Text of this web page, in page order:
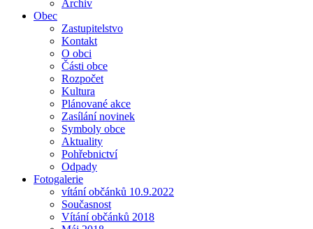
Archiv
Obec
Zastupitelstvo
Kontakt
O obci
Části obce
Rozpočet
Kultura
Plánované akce
Zasílání novinek
Symboly obce
Aktuality
Pohřebnictví
Odpady
Fotogalerie
vítání občánků 10.9.2022
Současnost
Vítání občánků 2018